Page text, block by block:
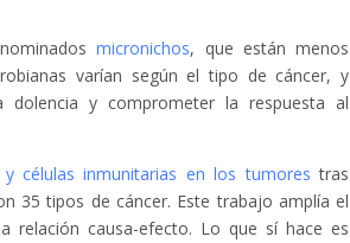
micronichos, que están menos
varían según el tipo de cáncer, y
y comprometer la respuesta al
células inmunitarias en los tumores tras
35 tipos de cáncer. Este trabajo amplía el
relación causa-efecto. Lo que sí hace es